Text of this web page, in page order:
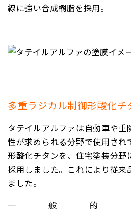
線に強い合成樹脂を採用。
多重ラジカル制御形酸化チ
タテイルアルファは自動車や
性が求められる分野で使用され
形酸化チタンを、住宅塗装分野
採用しました。これにより従来
ました。
一般的